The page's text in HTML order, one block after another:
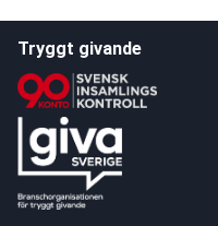
Tryggt givande